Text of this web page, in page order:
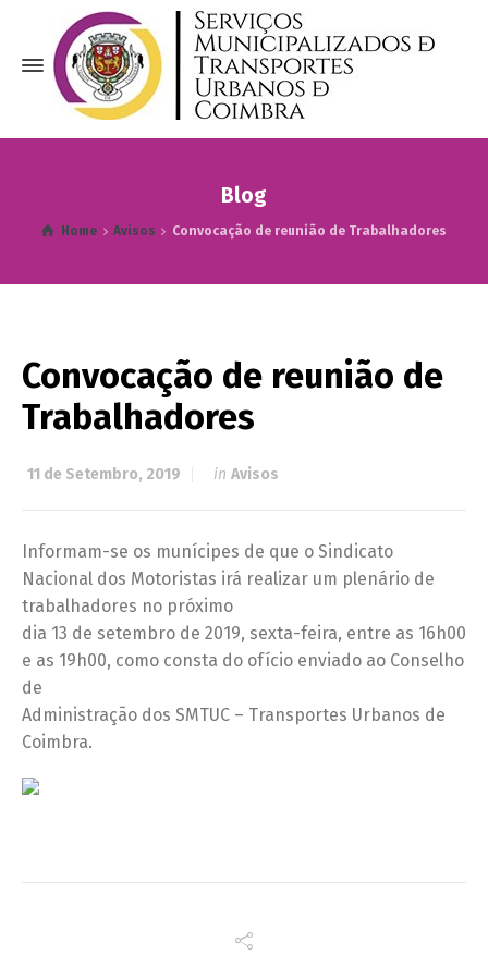
Blog
Home Avisos Convocação de reunião de Trabalhadores
Convocação de reunião de
Trabalhadores
11 de Setembro, 2019 in Avisos
Informam-se os munícipes de que o Sindicato
Nacional dos Motoristas irá realizar um plenário de
trabalhadores no próximo
dia 13 de setembro de 2019, sexta-feira, entre as 16h00
e as 19h00, como consta do ofício enviado ao Conselho
de
Administração dos SMTUC – Transportes Urbanos de
Coimbra.